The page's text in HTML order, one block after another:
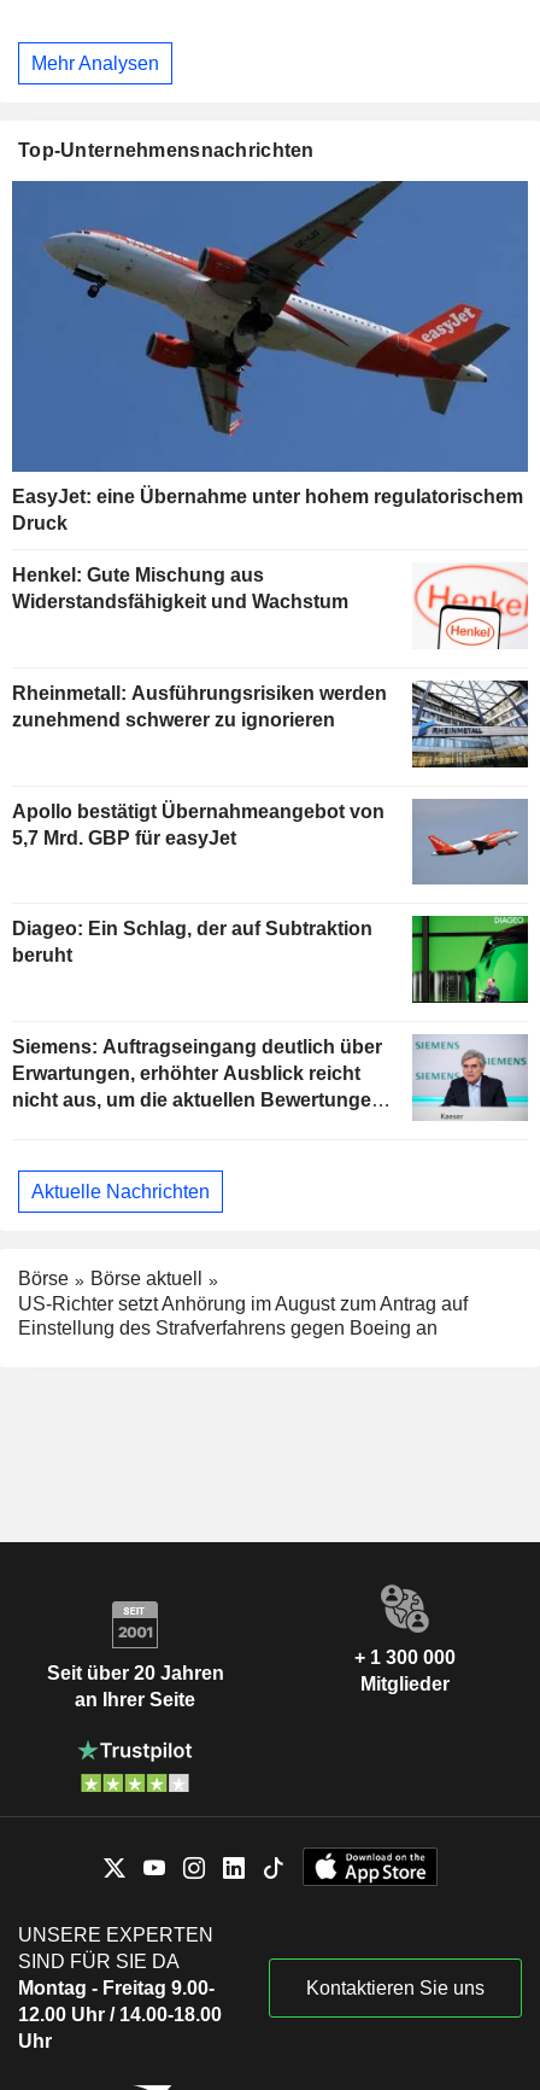
Mehr Analysen
Top-Unternehmensnachrichten
EasyJet: eine Übernahme unter hohem regulatorischem
Druck
Henkel: Gute Mischung aus
Widerstandsfähigkeit und Wachstum
Rheinmetall: Ausführungsrisiken werden
zunehmend schwerer zu ignorieren
Apollo bestätigt Übernahmeangebot von
5,7 Mrd. GBP für easyJet
Diageo: Ein Schlag, der auf Subtraktion
beruht
Siemens: Auftragseingang deutlich über
Erwartungen, erhöhter Ausblick reicht
nicht aus, um die aktuellen Bewertungen
Aktuelle Nachrichten
Börse
Börse aktuell
US-Richter setzt Anhörung im August zum Antrag auf
Einstellung des Strafverfahrens gegen Boeing an
Seit über 20 Jahren
an Ihrer Seite
+ 1 300 000
Mitglieder
UNSERE EXPERTEN
SIND FÜR SIE DA
Montag - Freitag 9.00-
12.00 Uhr / 14.00-18.00
Uhr
Kontaktieren Sie uns